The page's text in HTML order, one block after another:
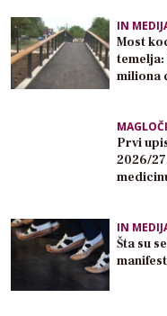
IN
Most
temelja:
miliona
Prvi
2026/
IN
Šta su